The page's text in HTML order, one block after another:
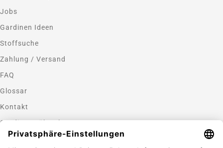
Jobs
Gardinen Ideen
Stoffsuche
Zahlung / Versand
FAQ
Glossar
Kontakt
Gardinen nähen lassen
Zahlungsmethoden